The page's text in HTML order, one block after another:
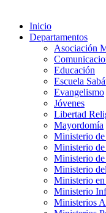
Inicio
Departamentos
Asociación
Educación
Escuela
Evangelismo
Jóvenes
Libertad
Mayordomía
Ministerio
Ministerio
Ministerio
Ministerio
Ministerio
Ministerio
Ministerios